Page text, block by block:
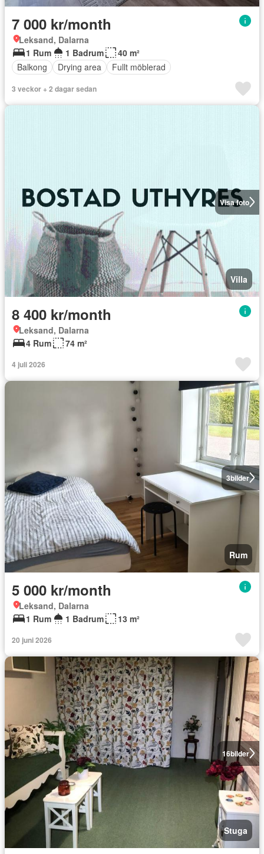
7 000 kr/month
Leksand, Dalarna
1 Rum
1 Badrum
40 m²
Balkong
Drying area Fullt möblerad
3 veckor + 2 dagar sedan
Visa foto
Villa
8 400 kr/month
Leksand, Dalarna
4 Rum
74 m²
4 juli 2026
3bilder
Rum
5 000 kr/month
Leksand, Dalarna
1 Rum
1 Badrum 13 m²
20 juni 2026
16bilder
Stuga